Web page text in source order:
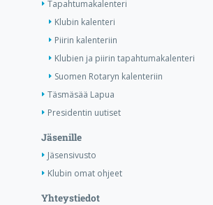
Tapahtumakalenteri
Klubin kalenteri
Piirin kalenteriin
Klubien ja piirin tapahtumakalenteri
Suomen Rotaryn kalenteriin
Täsmäsää Lapua
Presidentin uutiset
Jäsenille
Jäsensivusto
Klubin omat ohjeet
Yhteystiedot